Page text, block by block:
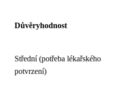
Důvěryhodnost
Střední (potřeba lékařského
potvrzení)